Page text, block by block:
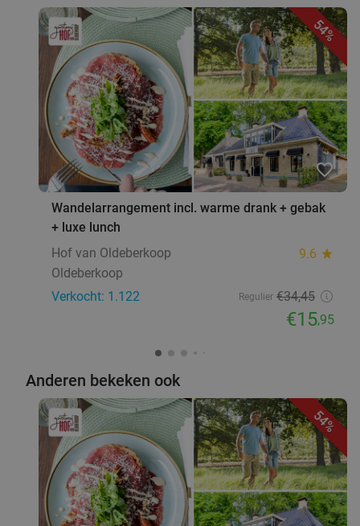
54%
favorite_border
Wandelarrangement incl. warme drank + gebak
+ luxe lunch
Hof van Oldeberkoop
9.6 star
Oldeberkoop
Verkocht: 1.122
Regulier €34,45
€15,95
Anderen bekeken ook
54%